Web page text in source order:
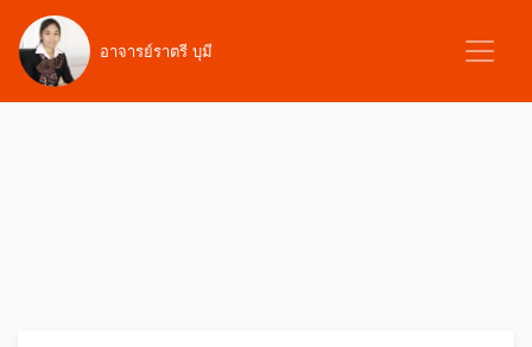
อาจารย์ราตรี บุมี